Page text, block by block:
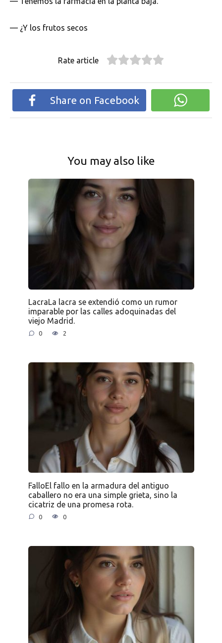
— ¿Y los frutos secos
Rate article
Share on Facebook
You may also like
LacraLa lacra se extendió como un rumor
imparable por las calles adoquinadas del
viejo Madrid.
0 2
FalloEl fallo en la armadura del antiguo
caballero no era una simple grieta, sino la
cicatriz de una promesa rota.
0 0